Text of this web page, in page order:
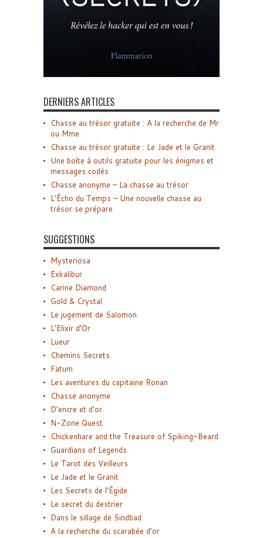
DERNIERS ARTICLES
Chasse au trésor gratuite : A la recherche de Mr
ou Mme
Chasse au trésor gratuite : Le Jade et le Granit
Une boîte à outils gratuite pour les énigmes et
messages codés
Chasse anonyme – La chasse au trésor
L’Écho du Temps – Une nouvelle chasse au
trésor se prépare
SUGGESTIONS
Mysteriosa
Exkalibur
Carine Diamond
Gold & Crystal
Le jugement de Salomon
L’Elixir d’Or
Lueur
Chemins Secrets
Fatum
Les aventures du capitaine Ronan
Chasse anonyme
D’encre et d’or
N-Zone Quest
Chickenhare and the Treasure of Spiking-Beard
Guardians of Legends
Le Tarot des Veilleurs
Le Jade et le Granit
Les Secrets de l’Égide
Le secret du destrier
Dans le sillage de Sindbad
A la recherche du scarabée d’or